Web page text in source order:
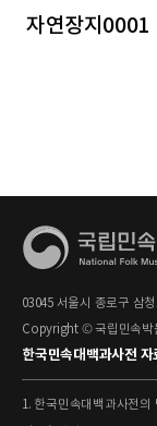
자연장지0001
03045 서울시 종로구 삼
Copyright © 국립민속박
한국민속대백과사전 자
1. 한국민속대백과사전